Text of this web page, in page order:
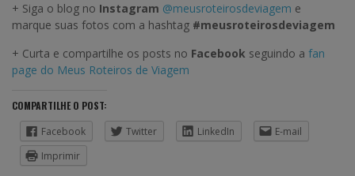
+ Siga o blog no Instagram @meusroteirosdeviagem e
marque suas fotos com a hashtag #meusroteirosdeviagem
+ Curta e compartilhe os posts no Facebook seguindo a fan
page do Meus Roteiros de Viagem
COMPARTILHE O POST:
Facebook
Twitter LinkedIn
E-mail
Imprimir